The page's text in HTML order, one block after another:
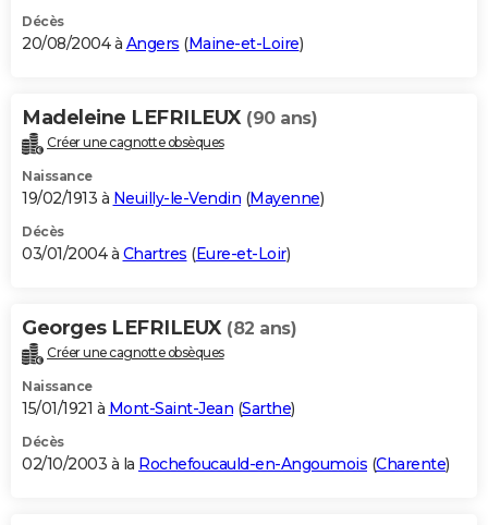
Décès
20/08/2004 à Angers (Maine-et-Loire)
Madeleine LEFRILEUX (90 ans)
Créer une cagnotte obsèques
Naissance
19/02/1913 à Neuilly-le-Vendin (Mayenne)
Décès
03/01/2004 à Chartres (Eure-et-Loir)
Georges LEFRILEUX (82 ans)
Créer une cagnotte obsèques
Naissance
15/01/1921 à Mont-Saint-Jean (Sarthe)
Décès
02/10/2003 à la Rochefoucauld-en-Angoumois (Charente)